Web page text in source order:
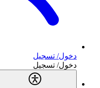
دخول/ تسجيل
دخول/ تسجيل